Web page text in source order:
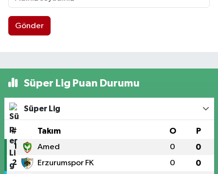
Gönder
Süper Lig Puan Durumu
Süper Lig
# Takım O P
1 Amed 0 0
2 Erzurumspor FK 0 0